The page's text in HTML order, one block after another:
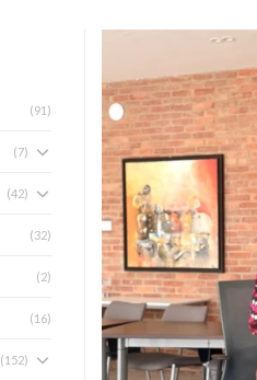
(91)
(7)
(42)
(32)
(2)
(16)
(152)